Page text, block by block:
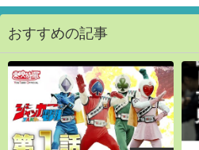
おすすめの記事